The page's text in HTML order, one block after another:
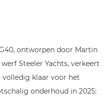
ontworpen door Martin
Steeler Yachts, verkeert
volledig klaar voor het
onderhoud in 2025: